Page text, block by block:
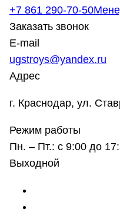
+7 861 290-70-50
Заказать звонок
E-mail
ugstroys@yandex.ru
Адрес
г. Краснодар, ул.
Режим работы
Пн. – Пт.: с 9:00 до
Выходной